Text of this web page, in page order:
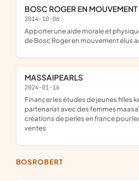
BOSC ROGER EN MOUVEMENT
2014-10-06
apporter une aide morale et physique aux représentants
de Bosc Roger en mouvement élus
MASSAIPEARLS
2024-01-16
financer les études de jeunes filles kenyanes, créer un
partenariat avec des femmes
créations de perles en france pour
ventes
BOSROBERT